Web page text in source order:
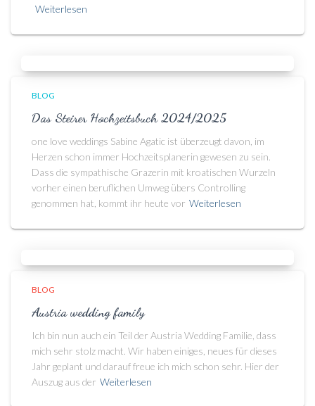
Weiterlesen
BLOG
Das Steirer Hochzeitsbuch 2024/2025
one love weddings Sabine Agatic ist überzeugt davon, im
Herzen schon immer Hochzeitsplanerin gewesen zu sein.
Dass die sympathische Grazerin mit kroatischen Wurzeln
vorher einen beruflichen Umweg übers Controlling
genommen hat, kommt ihr heute vor Weiterlesen
BLOG
Austria wedding family
Ich bin nun auch ein Teil der Austria Wedding Familie, dass
mich sehr stolz macht. Wir haben einiges, neues für dieses
Jahr geplant und darauf freue ich mich schon sehr. Hier der
Auszug aus der Weiterlesen